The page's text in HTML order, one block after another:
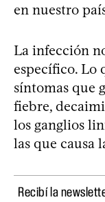
en nuestro
La infección
específico. Lo
síntomas que
fiebre,
los ganglios
las que causa
Recibí la